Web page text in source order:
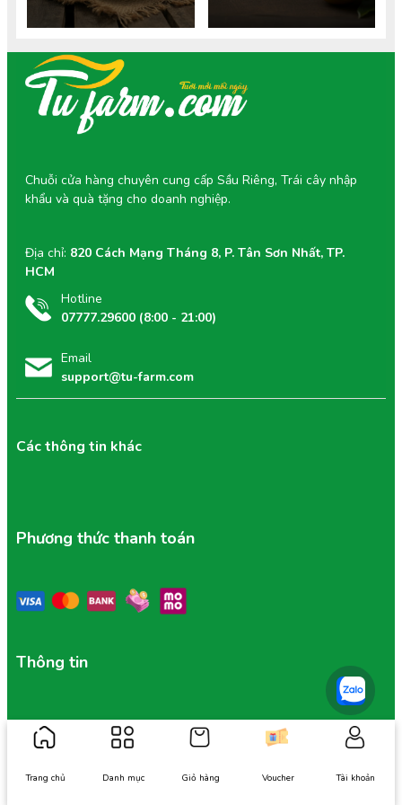
Hotline
07777.29600 (8:00 - 21:00)
Email
support@tu-farm.com
Các thông tin khác
Chuỗi cửa hàng chuyên cung cấp Sầu Riêng, Trái cây nhập
khẩu và quà tặng cho doanh nghiệp.
Địa chỉ: 820 Cách Mạng Tháng 8, P. Tân Sơn Nhất, TP.
HCM
Phương thức thanh toán
Thông tin
Về Tu Farm